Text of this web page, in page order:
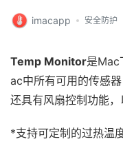
imacapp 安全防护
Temp Monitor是Mac
ac中所有可用的传感
还具有风扇控制功能，
*支持可定制的过热温